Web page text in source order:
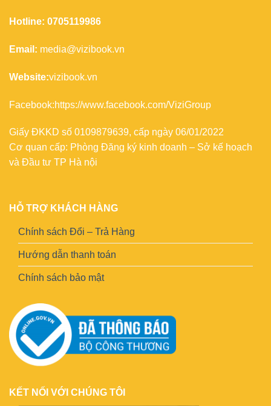
Hotline: 0705119986
Email: media@vizibook.vn
Website:vizibook.vn
Facebook:https://www.facebook.com/ViziGroup
Giấy ĐKKD số 0109879639, cấp ngày 06/01/2022
Cơ quan cấp: Phòng Đăng ký kinh doanh – Sở kế hoạch
và Đầu tư TP Hà nội
HỖ TRỢ KHÁCH HÀNG
Chính sách Đổi – Trả Hàng
Hướng dẫn thanh toán
Chính sách bảo mật
KẾT NỐI VỚI CHÚNG TÔI